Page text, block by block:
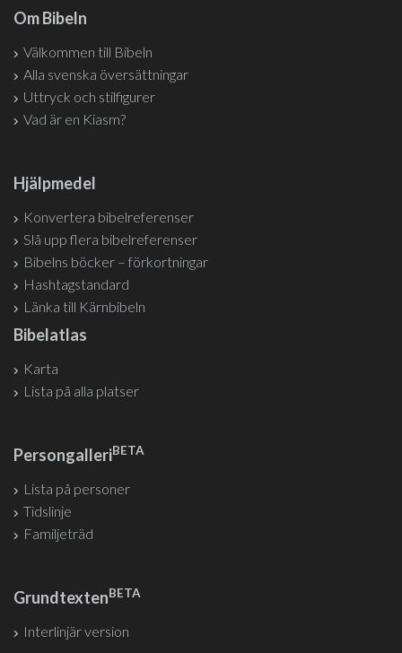
Om Bibeln
Välkommen till Bibeln
Alla svenska översättningar
Uttryck och stilfigurer
Vad är en Kiasm?
Hjälpmedel
Konvertera bibelreferenser
Slå upp flera bibelreferenser
Bibelns böcker – förkortningar
Hashtagstandard
Länka till Kärnbibeln
Bibelatlas
Karta
Lista på alla platser
PersongalleriBETA
Lista på personer
Tidslinje
Familjeträd
GrundtextenBETA
Interlinjär version